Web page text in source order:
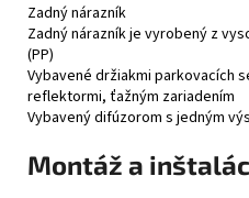
Zadný nárazník
Zadný nárazník je vyrobený z
(PP)
Vybavené držiakmi parkovacích
reflektormi, ťažným zariadením
Vybavený difúzorom s jedným
Montáž a